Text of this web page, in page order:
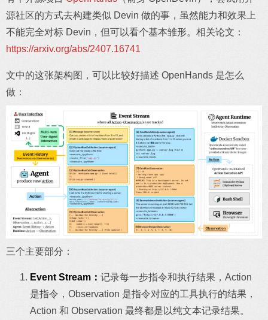
源社区的方式去构建类似 Devin 做的事，虽然能力和效果上
不能完全对标 Devin，但可以看个基本雏形。相关论文：
https://arxiv.org/abs/2407.16741
文中的这张架构图，可以比较好描述 OpenHands 是怎么
做：
三个主要部分：
Event Stream： 记录每一步指令和执行结果，Action
是指令，Observation 是指令对应的工具执行的结果，
Action 和 Observation 最终都是以纯文本记录结果。